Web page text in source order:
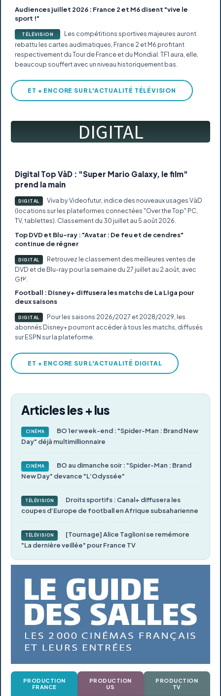
Audiences juillet 2026 : France 2 et M6 disent "vive le
sport !"
TÉLÉVISION
Les compétitions sportives majeures auront
rebattu les cartes audimatiques, France 2 et M6 profitant
respectivement du Tour de France et du Mondial. TF1 aura, elle,
beaucoup souffert avec un niveau historiquement bas.
ET + ENCORE SUR L'ACTUALITÉ TÉLÉVISION
DIGITAL
Digital Top VàD : "Super Mario Galaxy, le film"
prend la main
DIGITAL
Viva by Videofutur, indice des nouveaux usages VàD
(locations sur les plateformes connectées "Over the Top" PC,
TV, tablettes). Classement du 30 juillet au 5 août 2026.
Top DVD et Blu-ray : "Avatar : De feu et de cendres"
continue de régner
DIGITAL
Retrouvez le classement des meilleures ventes de
DVD et de Blu-ray pour la semaine du 27 juillet au 2 août, avec
GfK.
Football : Disney+ diffusera les matchs de La Liga pour
deux saisons
DIGITAL
Pour les saisons 2026/2027 et 2028/2029, les
abonnés Disney+ pourront accéder à tous les matchs, diffusés
sur ESPN sur la plateforme.
ET + ENCORE SUR L'ACTUALITÉ DIGITAL
Articles les + lus
CINÉMA
BO 1er week-end : "Spider-Man : Brand New
Day" déjà multimillionnaire
CINÉMA
BO au dimanche soir : "Spider-Man : Brand
New Day" devance "L’Odyssée"
TÉLÉVISION
Droits sportifs : Canal+ diffusera les
coupes d’Europe de football en Afrique subsaharienne
TÉLÉVISION
[Tournage] Alice Taglioni se remémore
"La dernière veillée" pour France TV
PRODUCTION
FRANCE
PRODUCTION
US
PRODUCTION
TV